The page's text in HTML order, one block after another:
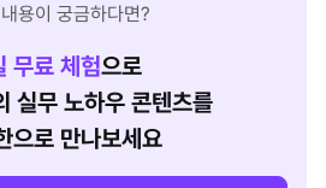
용이 궁금하다면?
무료 체험으로
무 노하우 콘텐츠를
으로 만나보세요